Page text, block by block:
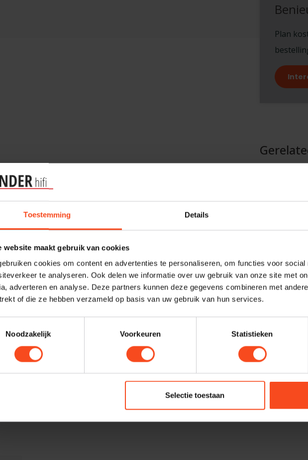
Toestemming Details
website maakt gebruik van cookies
cookies om content en advertenties te personaliseren, om functies voor social
te analyseren. Ook delen we informatie over uw gebruik van onze site met
adverteren en analyse. Deze partners kunnen deze gegevens combineren met
of die ze hebben verzameld op basis van uw gebruik van hun services.
Noodzakelijk
Voorkeuren Statistieken
Selectie toestaan
Plan
Je beoordeling toevoegen
Heb je
maken
graag.